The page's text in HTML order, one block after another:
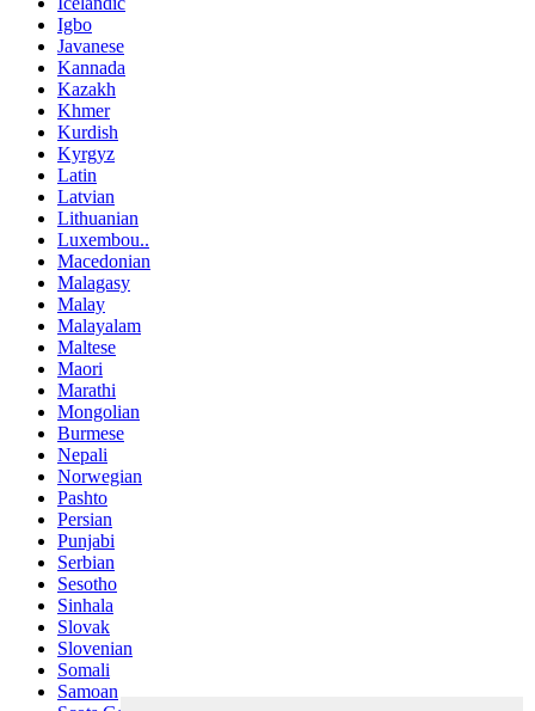
Igbo
Javanese
Kannada
Kazakh
Khmer
Kurdish
Kyrgyz
Latin
Latvian
Lithuanian
Luxembou..
Macedonian
Malagasy
Malay
Malayalam
Maltese
Maori
Marathi
Mongolian
Burmese
Nepali
Norwegian
Pashto
Persian
Punjabi
Serbian
Sesotho
Sinhala
Slovak
Slovenian
Somali
Samoan